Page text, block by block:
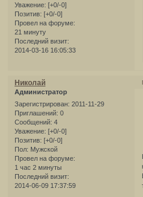
Уважение: [+0/-0]
Позитив: [+0/-0]
Провел на форуме:
21 минуту
Последний визит:
2014-03-16 16:05:33
Николай
Администратор
Зарегистрирован: 2011-11-29
Приглашений: 0
Сообщений: 4
Уважение: [+0/-0]
Позитив: [+0/-0]
Пол: Мужской
Провел на форуме:
1 час 2 минуты
Последний визит:
2014-06-09 17:37:59